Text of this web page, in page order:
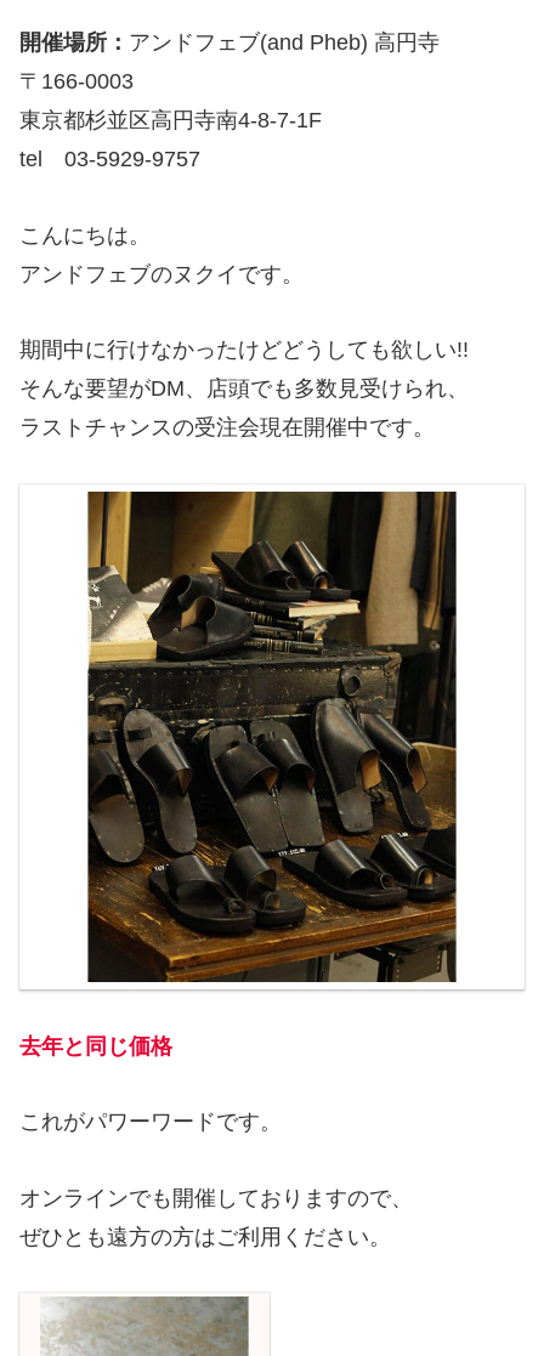
開催場所： アンドフェブ(and Pheb) 高円寺
〒166-0003
東京都杉並区高円寺南4-8-7-1F
tel 03-5929-9757
こんにちは。
アンドフェブのヌクイです。
期間中に行けなかったけどどうしても欲しい!!
そんな要望がDM、店頭でも多数見受けられ、
ラストチャンスの受注会現在開催中です。
去年と同じ価格
これがパワーワードです。
オンラインでも開催しておりますので、
ぜひとも遠方の方はご利用ください。